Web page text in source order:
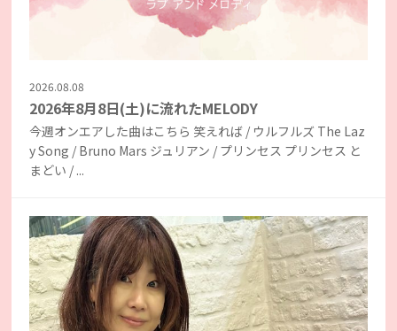
2026.08.08
2026年8月8日(土)に流れたMELODY
今週オンエアした曲はこちら 笑えれば / ウルフルズ The Laz
y Song / Bruno Mars ジュリアン / プリンセス プリンセス と
まどい / ...